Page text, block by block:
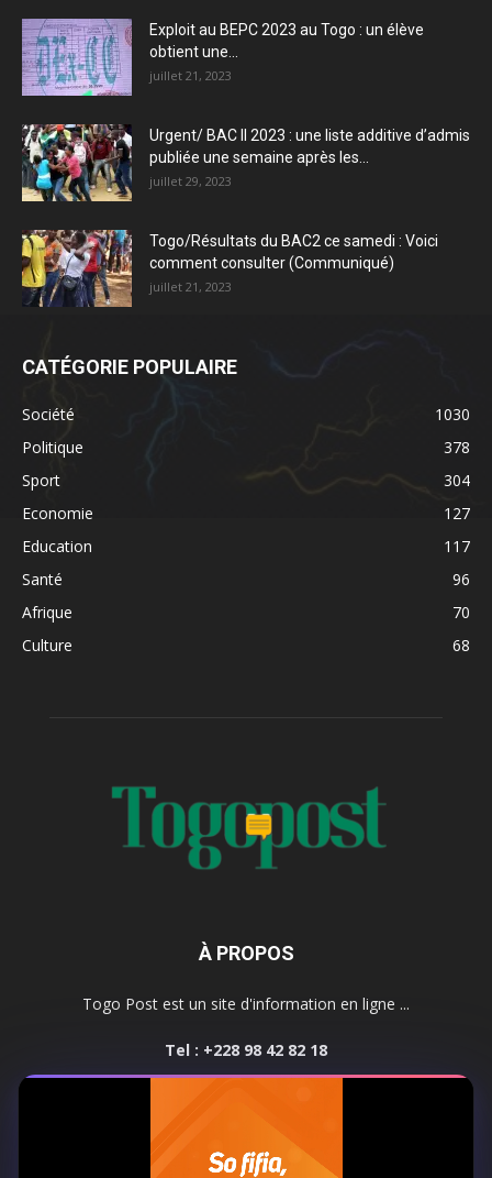
Exploit au BEPC 2023 au Togo : un élève
obtient une...
juillet 21, 2023
Urgent/ BAC II 2023 : une liste additive d’admis
publiée une semaine après les...
juillet 29, 2023
Togo/Résultats du BAC2 ce samedi : Voici
comment consulter (Communiqué)
juillet 21, 2023
CATÉGORIE POPULAIRE
Société
1030
Politique
378
Sport
304
Economie
127
Education
117
Santé
96
Afrique
70
Culture
68
À PROPOS
Togo Post est un site d'information en ligne ...
Tel : +228 98 42 82 18